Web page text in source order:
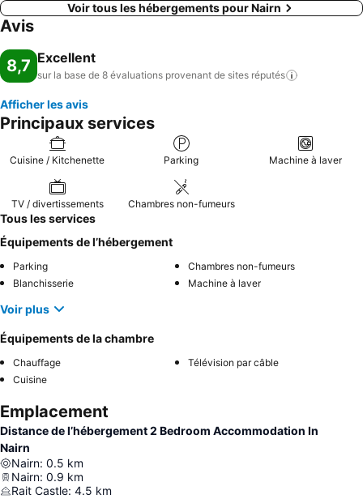
Voir tous les hébergements pour Nairn
Avis
8,7 Excellent
sur la base de 8 évaluations provenant de sites réputés
Afficher les avis
Principaux services
Cuisine / Kitchenette Parking Machine à laver
TV / divertissements Chambres non-fumeurs
Tous les services
Équipements de l’hébergement
Parking
Chambres non-fumeurs
Blanchisserie
Machine à laver
Voir plus
Équipements de la chambre
Chauffage
Télévision par câble
Cuisine
Emplacement
Distance de l’hébergement 2 Bedroom Accommodation In
Nairn
Nairn: 0.5 km
Nairn: 0.9 km
Rait Castle: 4.5 km